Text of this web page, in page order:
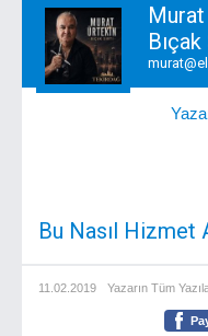
Bıçak
Bu Nasıl Hizmet
11.02.2019 Yazarın Tüm